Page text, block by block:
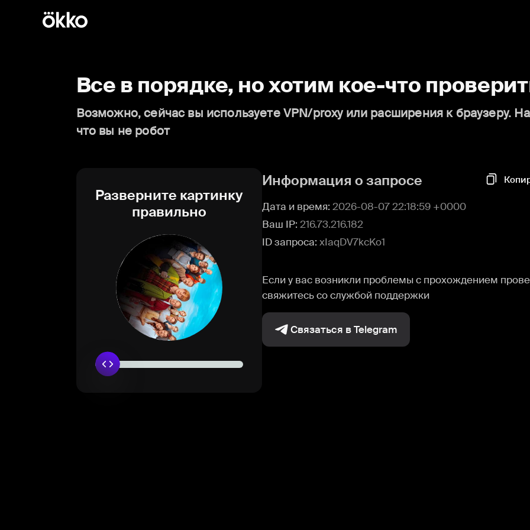
Все в порядке, но хотим кое-что
Возможно, сейчас вы используете VPN/proxy или расширения к браузеру.
что вы не робот
Разверните картинку
правильно
Информация о запросе
Дата и время: 2026-08-07 22:18:59 +0000
Ваш IP: 216.73.216.182
ID запроса: xIaqDV7kcKo1
Если у вас возникли проблемы с прохождением
свяжитесь со службой поддержки
Связаться в Telegram